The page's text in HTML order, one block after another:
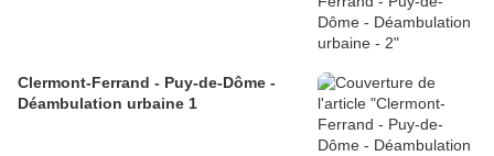
Clermont-Ferrand - Puy-de-Dôme -
Déambulation urbaine 1